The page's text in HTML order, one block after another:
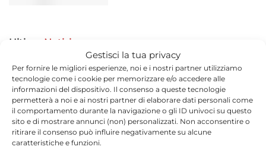
Gestisci la tua privacy
Per fornire le migliori esperienze, noi e i nostri partner utilizziamo
tecnologie come i cookie per memorizzare e/o accedere alle
informazioni del dispositivo. Il consenso a queste tecnologie
permetterà a noi e ai nostri partner di elaborare dati personali come
il comportamento durante la navigazione o gli ID univoci su questo
sito e di mostrare annunci (non) personalizzati. Non acconsentire o
ritirare il consenso può influire negativamente su alcune
caratteristiche e funzioni.
Ultime Notizie
Controlli Carabinieri Compagnia di Modica: